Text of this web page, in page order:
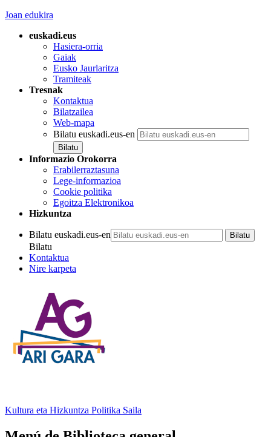
Joan edukira
euskadi.eus
Hasiera-orria
Gaiak
Eusko Jaurlaritza
Tramiteak
Tresnak
Kontaktua
Bilatzailea
Web-mapa
Bilatu euskadi.eus-en
Informazio Orokorra
Erabilerraztasuna
Lege-informazioa
Cookie politika
Egoitza Elektronikoa
Hizkuntza
Bilatu euskadi.eus-en
Bilatu
Kontaktua
Nire karpeta
Kultura eta Hizkuntza Politika Saila